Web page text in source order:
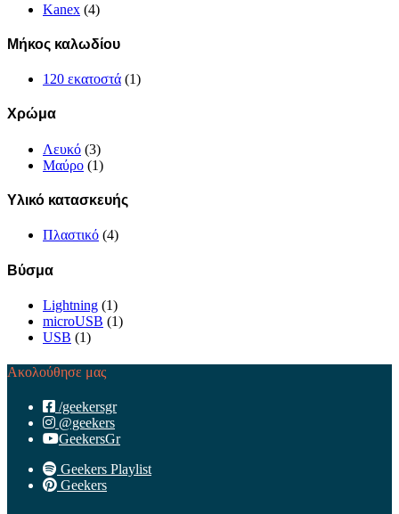
Kanex (4)
Μήκος καλωδίου
120 εκατοστά (1)
Χρώμα
Λευκό (3)
Μαύρο (1)
Υλικό κατασκευής
Πλαστικό (4)
Βύσμα
Lightning (1)
microUSB (1)
USB (1)
Ακολούθησε μας
/geekersgr
@geekers
GeekersGr
Geekers Playlist
Geekers